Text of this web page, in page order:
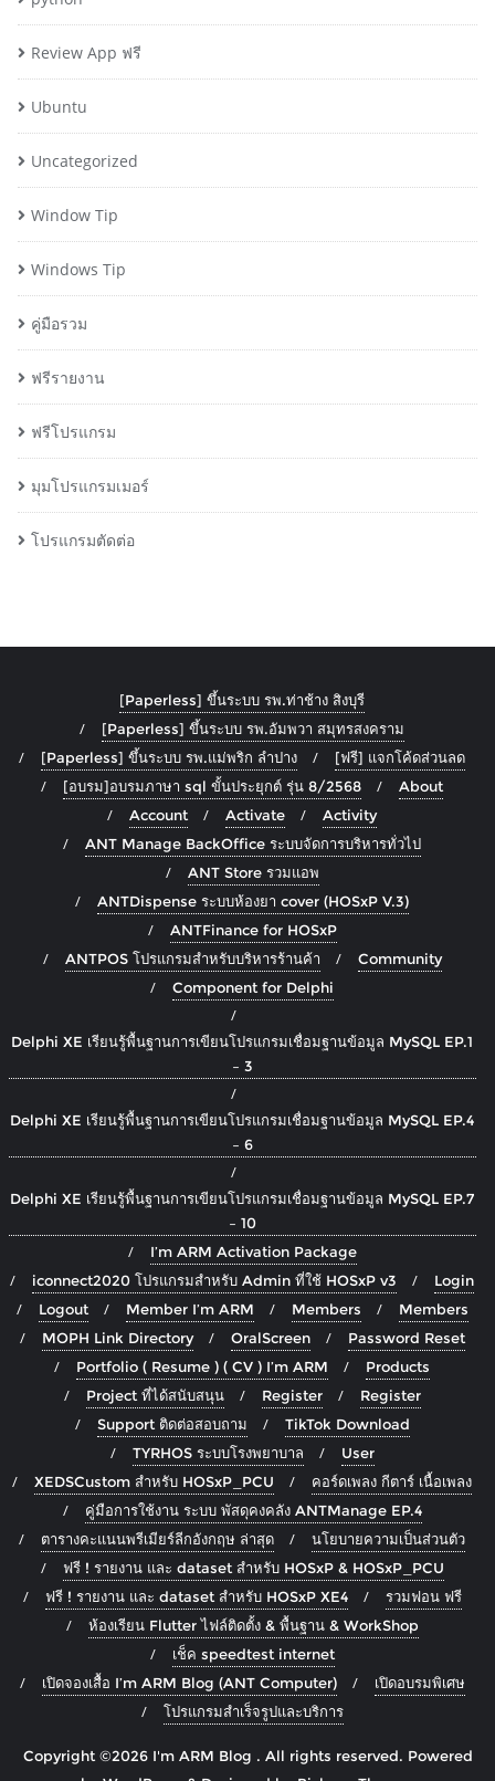
Review App ฟรี
Ubuntu
Uncategorized
Window Tip
Windows Tip
คู่มือรวม
ฟรีรายงาน
ฟรีโปรแกรม
มุมโปรแกรมเมอร์
โปรแกรมตัดต่อ
[Paperless] ขึ้นระบบ รพ.ท่าช้าง สิงบุรี
[Paperless] ขึ้นระบบ รพ.อัมพวา สมุทรสงคราม
[Paperless] ขึ้นระบบ รพ.แม่พริก ลำปาง
[ฟรี] แจกโค้ดส่วนลด
[อบรม]อบรมภาษา sql ขั้นประยุกต์ รุ่น 8/2568
About
Account
Activate
Activity
ANT Manage BackOffice ระบบจัดการบริหารทั่วไป
ANT Store รวมแอพ
ANTDispense ระบบห้องยา cover (HOSxP V.3)
ANTFinance for HOSxP
ANTPOS โปรแกรมสำหรับบริหารร้านค้า
Community
Component for Delphi
Delphi XE เรียนรู้พื้นฐานการเขียนโปรแกรมเชื่อมฐานข้อมูล MySQL EP.1
– 3
Delphi XE เรียนรู้พื้นฐานการเขียนโปรแกรมเชื่อมฐานข้อมูล MySQL EP.4
– 6
Delphi XE เรียนรู้พื้นฐานการเขียนโปรแกรมเชื่อมฐานข้อมูล MySQL EP.7
– 10
I’m ARM Activation Package
iconnect2020 โปรแกรมสำหรับ Admin ที่ใช้ HOSxP v3
Login
Logout
Member I’m ARM Members
Members
MOPH Link Directory
OralScreen
Password Reset
Portfolio ( Resume ) ( CV ) I’m ARM
Products
Project ที่ได้สนับสนุน
Register
Register
Support ติดต่อสอบถาม
TikTok Download
TYRHOS ระบบโรงพยาบาล
User
XEDSCustom สำหรับ HOSxP_PCU
คอร์ดเพลง กีตาร์ เนื้อเพลง
คู่มือการใช้งาน ระบบ พัสดุคงคลัง ANTManage EP.4
ตารางคะแนนพรีเมียร์ลีกอังกฤษ ล่าสุด
นโยบายความเป็นส่วนตัว
ฟรี ! รายงาน และ dataset สำหรับ HOSxP & HOSxP_PCU
ฟรี ! รายงาน และ dataset สำหรับ HOSxP XE4
รวมฟอน ฟรี
ห้องเรียน Flutter ไฟล์ติดตั้ง & พื้นฐาน & WorkShop
เช็ค speedtest internet
เปิดจองเสื้อ I’m ARM Blog (ANT Computer)
เปิดอบรมพิเศษ
โปรแกรมสำเร็จรูปและบริการ
Copyright ©2026 I'm ARM Blog . All rights reserved. Powered